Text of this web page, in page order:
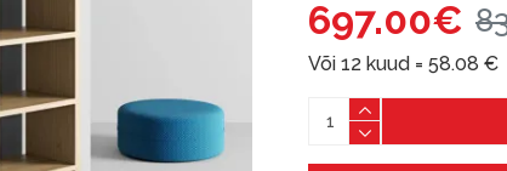
697.00€
Või 12 kuud = 58.08 €